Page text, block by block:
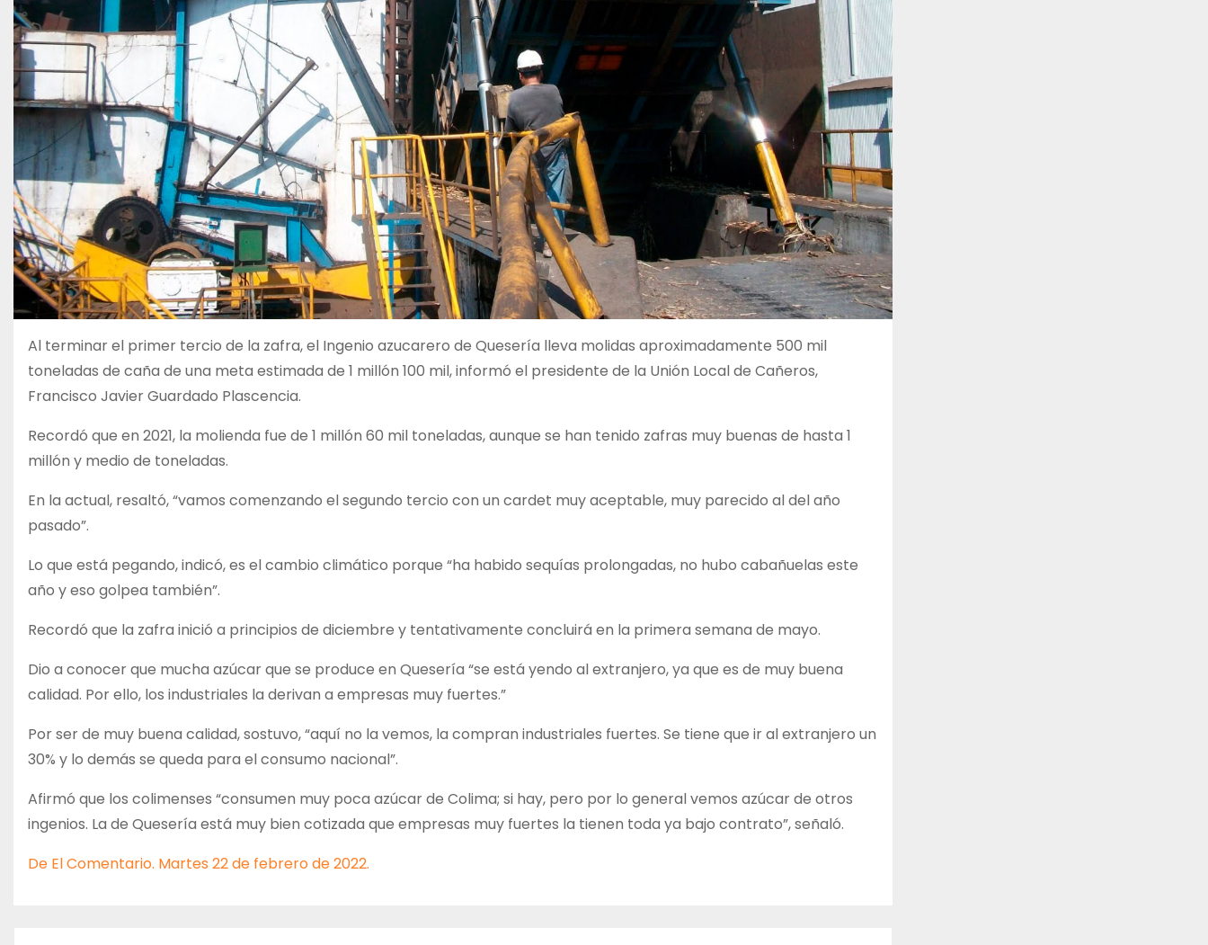
Al terminar el primer tercio de la zafra, el Ingenio azucarero de Quesería lleva molidas aproximadamente 500 mil
toneladas de caña de una meta estimada de 1 millón 100 mil, informó el presidente de la Unión Local de Cañeros,
Francisco Javier Guardado Plascencia.
Recordó que en 2021, la molienda fue de 1 millón 60 mil toneladas, aunque se han tenido zafras muy buenas de hasta 1
millón y medio de toneladas.
En la actual, resaltó, “vamos comenzando el segundo tercio con un cardet muy aceptable, muy parecido al del año
pasado”.
Lo que está pegando, indicó, es el cambio climático porque “ha habido sequías prolongadas, no hubo cabañuelas este
año y eso golpea también”.
Recordó que la zafra inició a principios de diciembre y tentativamente concluirá en la primera semana de mayo.
Dio a conocer que mucha azúcar que se produce en Quesería “se está yendo al extranjero, ya que es de muy buena
calidad. Por ello, los industriales la derivan a empresas muy fuertes.”
Por ser de muy buena calidad, sostuvo, “aquí no la vemos, la compran industriales fuertes. Se tiene que ir al extranjero un
30% y lo demás se queda para el consumo nacional”.
Afirmó que los colimenses “consumen muy poca azúcar de Colima; si hay, pero por lo general vemos azúcar de otros
ingenios. La de Quesería está muy bien cotizada que empresas muy fuertes la tienen toda ya bajo contrato”, señaló.
De El Comentario. Martes 22 de febrero de 2022.